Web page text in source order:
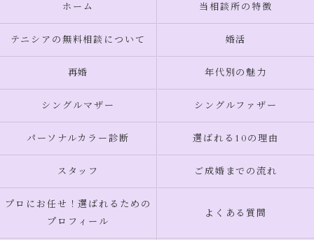
ホーム 当相談所の特徴
テニシアの無料相談について 婚活
再婚 年代別の魅力
シングルマザー シングルファザー
パーソナルカラー診断 選ばれる10の理由
スタッフ ご成婚までの流れ
プロにお任せ！選ばれるための
プロフィール
よくある質問